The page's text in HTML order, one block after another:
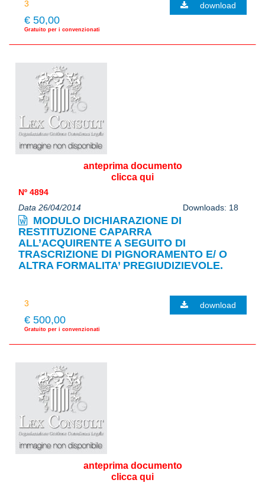
€ 50,00
Gratuito per i convenzionati
download
anteprima documento
clicca qui
Nº 4894
Data 26/04/2014
Downloads: 18
MODULO DICHIARAZIONE DI
RESTITUZIONE CAPARRA
ALL’ACQUIRENTE A SEGUITO DI
TRASCRIZIONE DI PIGNORAMENTO E/ O
ALTRA FORMALITA’ PREGIUDIZIEVOLE.
€ 500,00
Gratuito per i convenzionati
download
anteprima documento
clicca qui